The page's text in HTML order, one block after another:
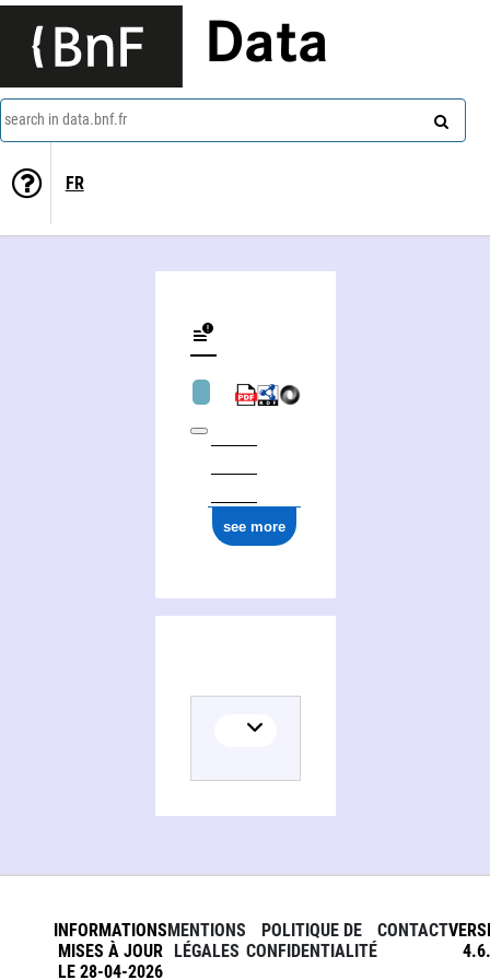
Data
search in data.bnf.fr
FR
see more
INFORMATIONS
MISES À JOUR
LE 28-04-2026
MENTIONS
LÉGALES
POLITIQUE DE
CONFIDENTIALITÉ
CONTACT